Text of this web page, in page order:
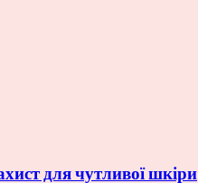
для чутливої шкіри